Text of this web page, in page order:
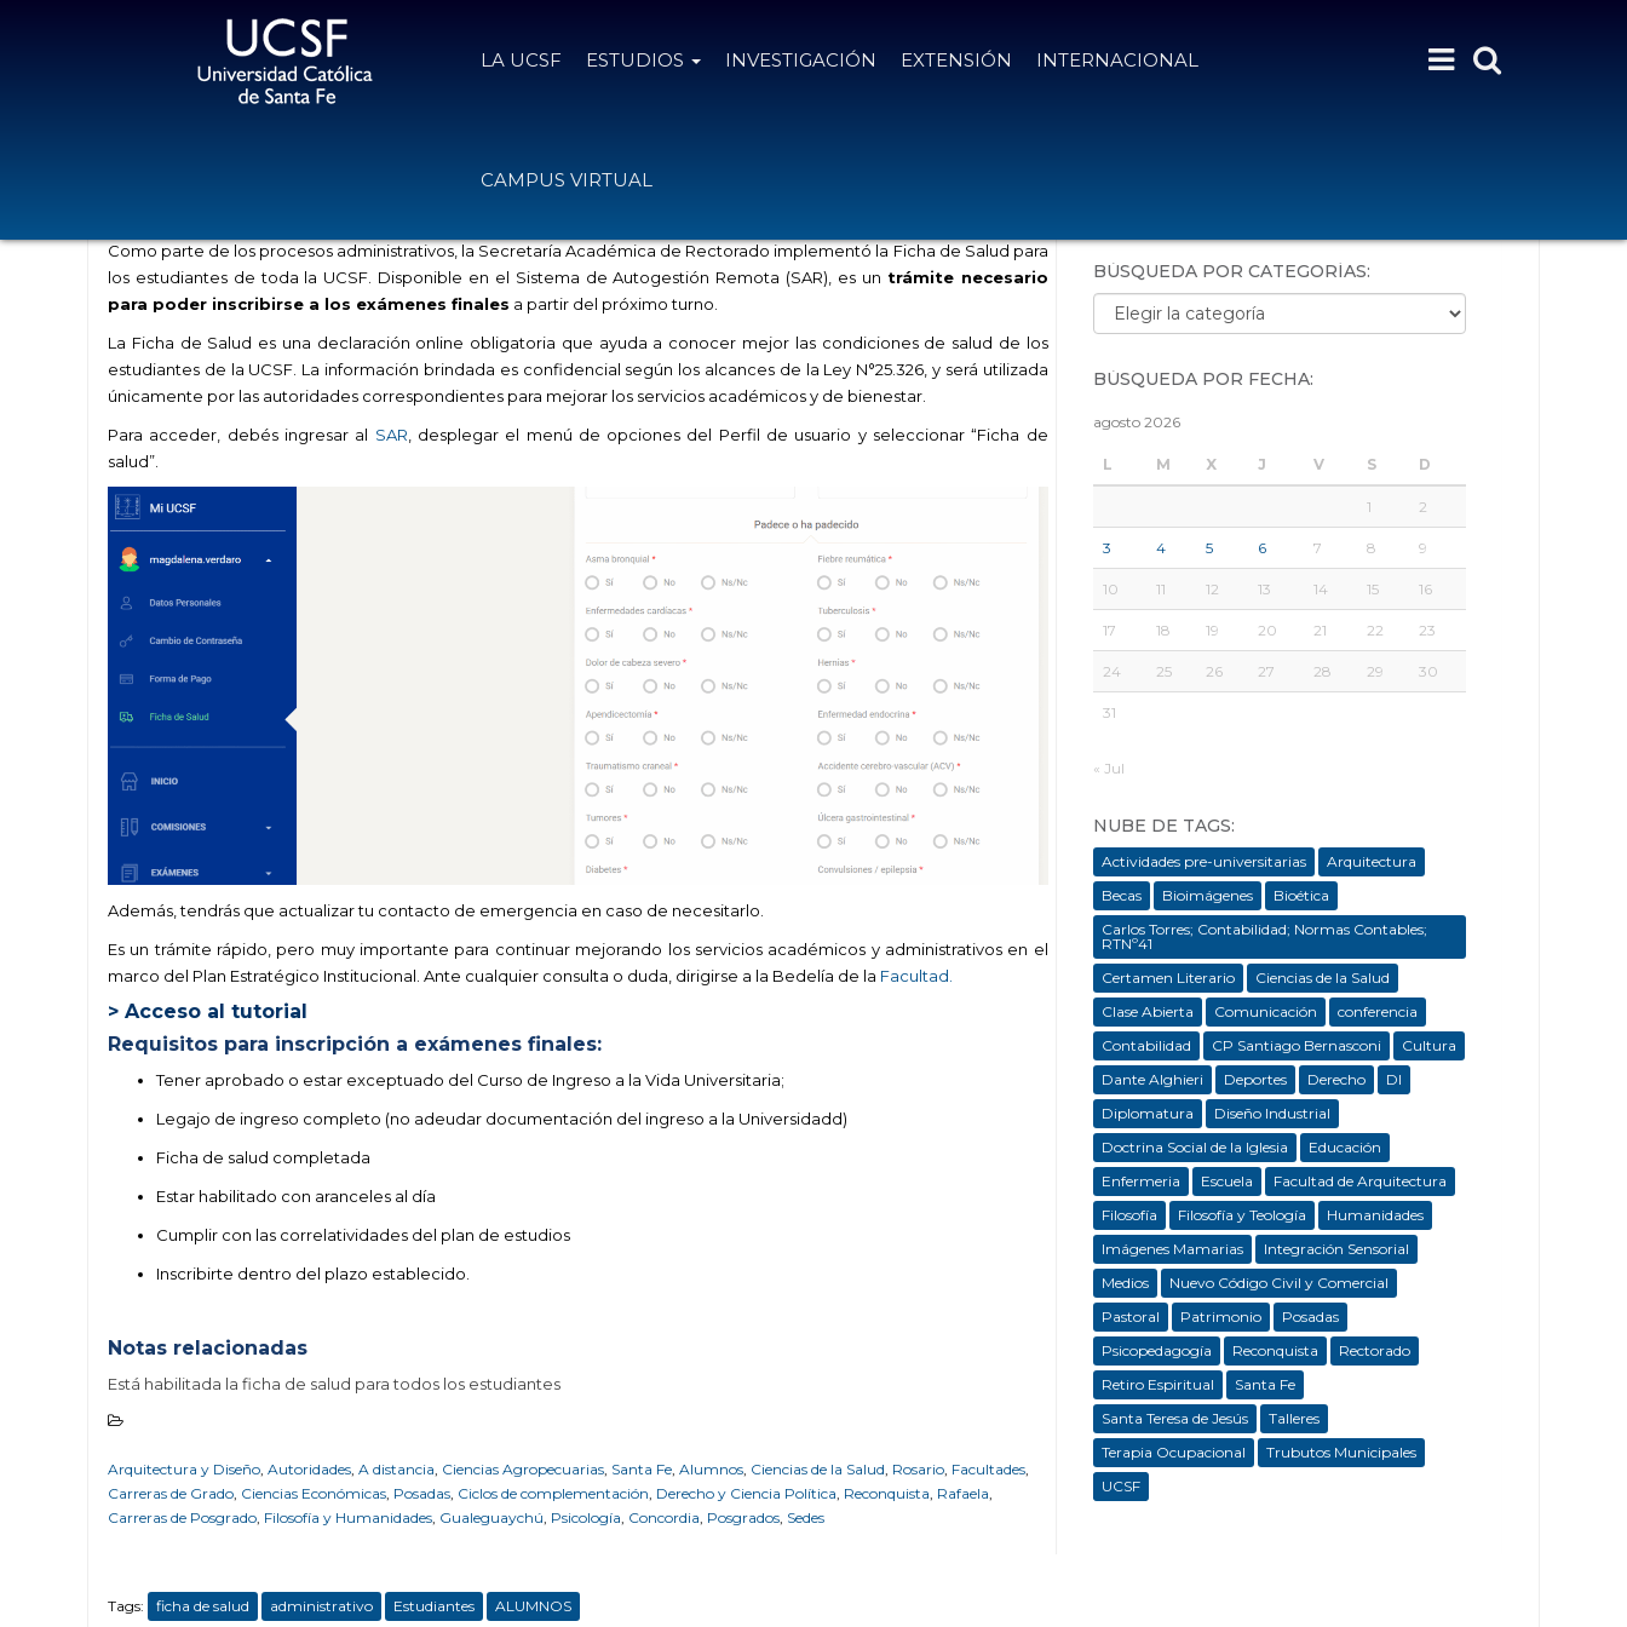
LA UCSF ESTUDIOS INVESTIGACIÓN EXTENSIÓN INTERNACIONAL
CAMPUS VIRTUAL
Como parte de los procesos administrativos, la Secretaría Académica de Rectorado implementó la Ficha de Salud para
los estudiantes de toda la UCSF. Disponible en el Sistema de Autogestión Remota (SAR), es un trámite necesario
para poder inscribirse a los exámenes finales a partir del próximo turno.
La Ficha de Salud es una declaración online obligatoria que ayuda a conocer mejor las condiciones de salud de los
estudiantes de la UCSF. La información brindada es confidencial según los alcances de la Ley N°25.326 , y será utilizada
únicamente por las autoridades correspondientes para mejorar los servicios académicos y de bienestar.
Para acceder, debés ingresar al SAR , desplegar el menú de opciones del Perfil de usuario y seleccionar “Ficha de
salud”.
Además, tendrás que actualizar tu contacto de emergencia en caso de necesitarlo.
Es un trámite rápido, pero muy importante para continuar mejorando los servicios académicos y administrativos en el
marco del Plan Estratégico Institucional. Ante cualquier consulta o duda, dirigirse a la Bedelía de la Facultad.
> Acceso al tutorial
Requisitos para inscripción a exámenes finales:
Tener aprobado o estar exceptuado del Curso de Ingreso a la Vida Universitaria;
Legajo de ingreso completo (no adeudar documentación del ingreso a la Universidadd)
Ficha de salud completada
Estar habilitado con aranceles al día
Cumplir con las correlatividades del plan de estudios
Inscribirte dentro del plazo establecido.
Notas relacionadas
Está habilitada la ficha de salud para todos los estudiantes
Arquitectura y Diseño Autoridades A distancia Ciencias Agropecuarias Santa Fe Alumnos Ciencias de la Salud Rosario Facultades
Carreras de Grado Ciencias Económicas Posadas Ciclos de complementación Derecho y Ciencia Política Reconquista Rafaela
Carreras de Posgrado Filosofía y Humanidades Gualeguaychú Psicología Concordia Posgrados Sedes
Tags: ficha de salud administrativo Estudiantes ALUMNOS
BÚSQUEDA POR CATEGORÍAS:
Búsqueda por categorías:
BÚSQUEDA POR FECHA:
agosto 2026
L M X J V S D
1 2
3 4 5 6 7 8 9
10 11 12 13 14 15 16
17 18 19 20 21 22 23
24 25 26 27 28 29 30
31
« Jul
NUBE DE TAGS:
Actividades pre-universitarias
Arquitectura
Becas
Bioimágenes
Bioética
Carlos Torres; Contabilidad; Normas Contables;
RTNº41
Certamen Literario
Ciencias de la Salud
Clase Abierta
Comunicación
conferencia
Contabilidad
CP Santiago Bernasconi
Cultura
Dante Alghieri
Deportes Derecho
DI
Diplomatura
Diseño Industrial
Doctrina Social de la Iglesia
Educación
Enfermeria
Escuela
Facultad de Arquitectura
Filosofía
Filosofía y Teología
Humanidades
Imágenes Mamarias
Integración Sensorial
Medios
Nuevo Código Civil y Comercial
Pastoral
Patrimonio
Posadas
Psicopedagogía
Reconquista
Rectorado
Retiro Espiritual
Santa Fe
Santa Teresa de Jesús
Talleres
Terapia Ocupacional
Trubutos Municipales
UCSF